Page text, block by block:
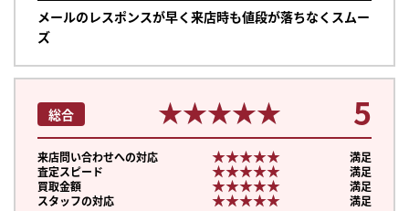
メールのレスポンスが早く来店時も値段が落ちなくスムー
ズ
総合 ★★★★★
★★★★★ 5
来店問い合わせへの対応 ★★★★★
★★★★★
満足
査定スピード
★★★★★
★★★★★
満足
買取金額
★★★★★
★★★★★
満足
スタッフの対応
★★★★★
★★★★★ 満足